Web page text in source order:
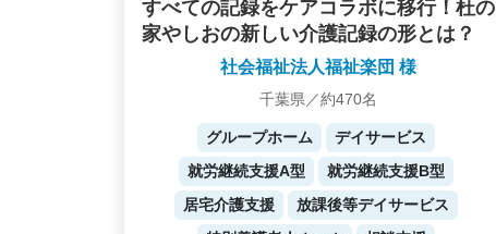
すべての記録をケアコラボに移行！杜の
家やしおの新しい介護記録の形とは？
社会福祉法人福祉楽団 様
千葉県／約470名
グループホーム
デイサービス
就労継続支援A型
就労継続支援B型
居宅介護支援
放課後等デイサービス